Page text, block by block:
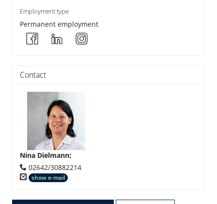
Employment type
Permanent employment
Contact
Nina Dielmann:
02642/30882214
show e-mail